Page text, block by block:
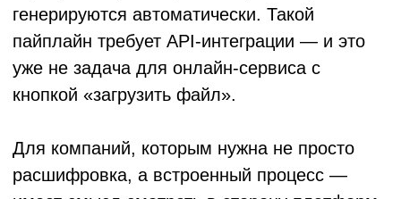
Большинство современных систем
принимают все распространённые
видеоформаты: MP4, MOV, AVI, MKV, а
также аудиофайлы — MP3, WAV, M4A. Если
у вас специфический корпоративный
формат записи или видео хранится во
внутреннем архиве с нестандартной
предварительной конвертации или
настройки пайплайна. Отдельный вопрос —
записи из корпоративных